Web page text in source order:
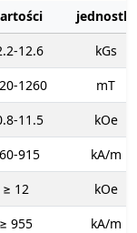
jednostki
12.6
kGs
1260
mT
11.5
kOe
915
kA/m
≥ 12
kOe
≥ 955
kA/m